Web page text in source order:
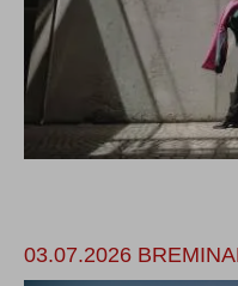
03.07.2026